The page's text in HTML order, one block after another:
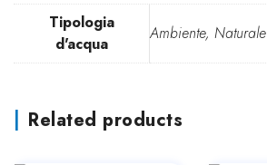
Tipologia
d'acqua
Ambiente, Naturale
Related products